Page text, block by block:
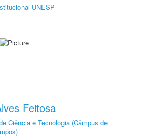
UNESP
Feitosa
Ciência e Tecnologia (Câmpus de